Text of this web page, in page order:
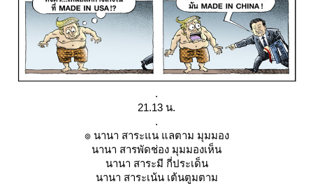
.
21.13 น.
.
๏ นานา สาระแน แลตาม มุมมอง
นานา สารพัดช่อง มุมมองเห็น
นานา สาระมี กี่ประเด็น
นานา สาระเน้น เต้นตูมตาม